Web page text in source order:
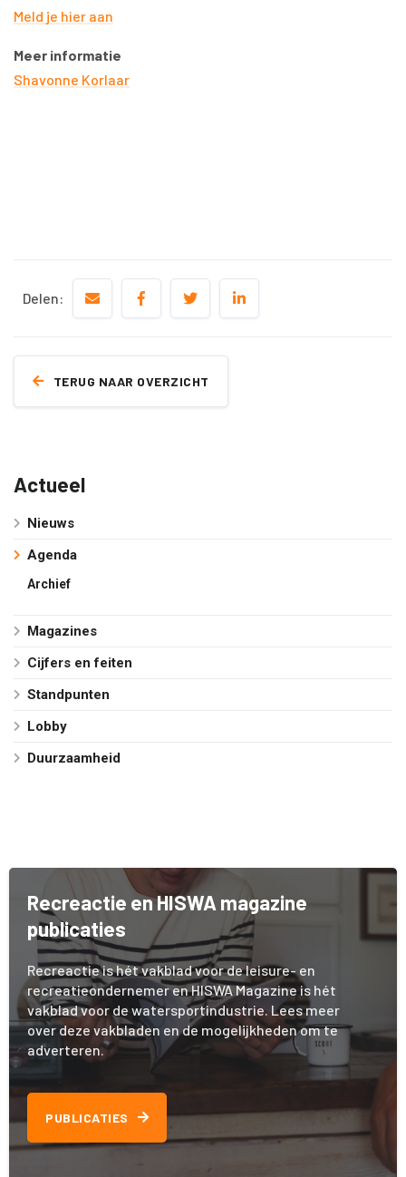
Meld je hier aan
Meer informatie
Shavonne Korlaar
Delen:
TERUG NAAR OVERZICHT
Actueel
Nieuws
Agenda
Archief
Magazines
Cijfers en feiten
Standpunten
Lobby
Duurzaamheid
Recreactie en HISWA magazine
publicaties
Recreactie is hét vakblad voor de leisure- en
recreatieondernemer en HISWA Magazine is hét
vakblad voor de watersportindustrie. Lees meer
over deze vakbladen en de mogelijkheden om te
adverteren.
PUBLICATIES